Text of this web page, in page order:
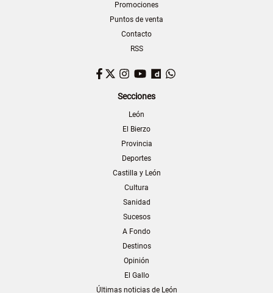
Promociones
Puntos de venta
Contacto
RSS
Facebook
TwitterInstagram
YouTubeDailymotion
Secciones
León
El Bierzo
Provincia
Deportes
Castilla y León
Cultura
Sanidad
Sucesos
A Fondo
Destinos
Opinión
El Gallo
Últimas noticias de León